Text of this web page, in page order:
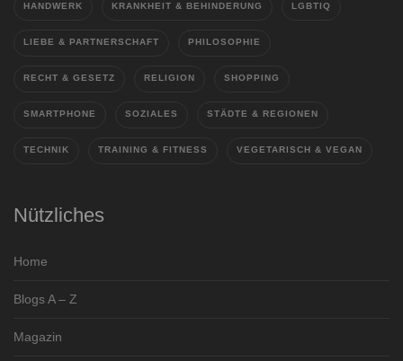
HANDWERK KRANKHEIT & BEHINDERUNG LGBTIQ
LIEBE & PARTNERSCHAFT PHILOSOPHIE
RECHT & GESETZ RELIGION SHOPPING
SMARTPHONE SOZIALES STÄDTE & REGIONEN
TECHNIK TRAINING & FITNESS VEGETARISCH & VEGAN
Nützliches
Home
Blogs A – Z
Magazin